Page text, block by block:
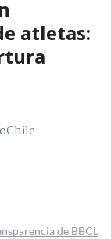
atletas:
de BBCL